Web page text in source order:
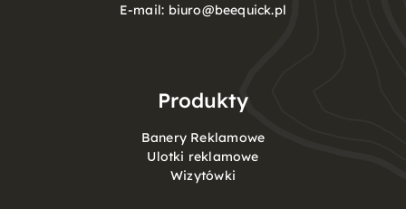
E-mail: biuro@beequick.pl
Produkty
Banery Reklamowe
Ulotki reklamowe
Wizytówki